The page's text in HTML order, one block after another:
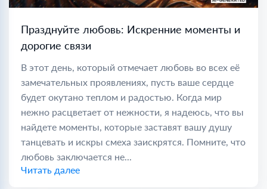
Празднуйте любовь: Искренние моменты и
дорогие связи
В этот день, который отмечает любовь во всех её
замечательных проявлениях, пусть ваше сердце
будет окутано теплом и радостью. Когда мир
нежно расцветает от нежности, я надеюсь, что вы
найдете моменты, которые заставят вашу душу
танцевать и искры смеха заискрятся. Помните, что
любовь заключается не...
Читать далее